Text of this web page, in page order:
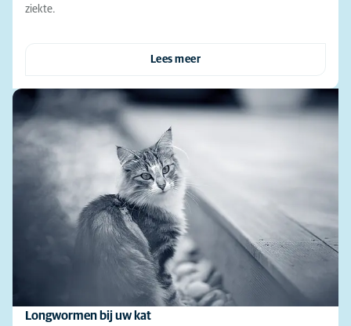
ziekte.
Lees meer
Longwormen bij uw kat